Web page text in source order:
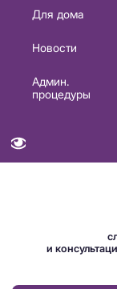
Основная
навигация
Для дома
Новости
Админ.
процедуры
и